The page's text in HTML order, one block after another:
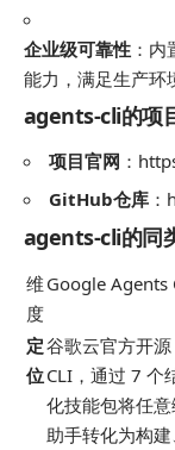
企业级可靠性 ：
能力，满足生产环
agents-cli的项
项目官网 ：
GitHub仓库
agents-cli的同
维
度
Google Agents
定
位
谷歌云官方开源
CLI，通过 7 个
化技能包将任意
助手转化为构